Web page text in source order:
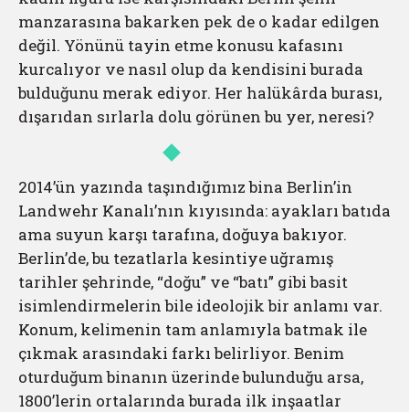
manzarasına bakarken pek de o kadar edilgen
değil. Yönünü tayin etme konusu kafasını
kurcalıyor ve nasıl olup da kendisini burada
bulduğunu merak ediyor. Her halükârda burası,
dışarıdan sırlarla dolu görünen bu yer, neresi?
2014’ün yazında taşındığımız bina Berlin’in
Landwehr Kanalı’nın kıyısında: ayakları batıda
ama suyun karşı tarafına, doğuya bakıyor.
Berlin’de, bu tezatlarla kesintiye uğramış
tarihler şehrinde, “doğu” ve “batı” gibi basit
isimlendirmelerin bile ideolojik bir anlamı var.
Konum, kelimenin tam anlamıyla batmak ile
çıkmak arasındaki farkı belirliyor. Benim
oturduğum binanın üzerinde bulunduğu arsa,
1800’lerin ortalarında burada ilk inşaatlar